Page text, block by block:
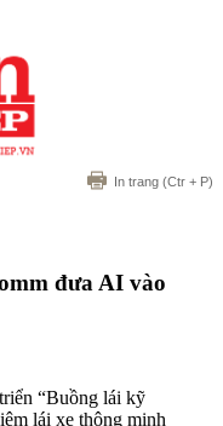
In trang (Ctr + P)
đưa AI vào
“Buồng lái kỹ
lái xe thông minh